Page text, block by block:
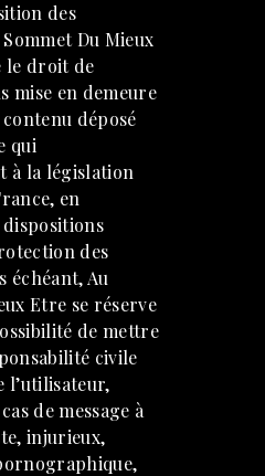
des
Du Mieux
le droit de
mise en demeure
déposé
qui
à la législation
en
des
échéant, Au
Etre se réserve
de mettre
civile
l’utilisateur,
de message à
injurieux,